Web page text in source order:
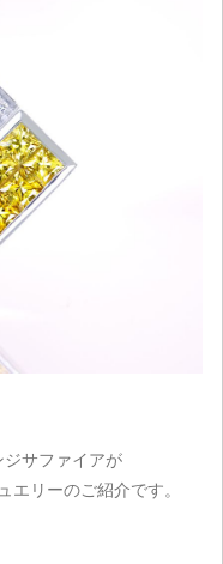
サファイアが
エリーのご紹介です。